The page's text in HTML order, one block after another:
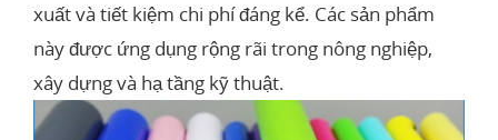
xuất và tiết kiệm chi phí đáng kể. Các sản phẩm
này được ứng dụng rộng rãi trong nông nghiệp,
xây dựng và hạ tầng kỹ thuật.